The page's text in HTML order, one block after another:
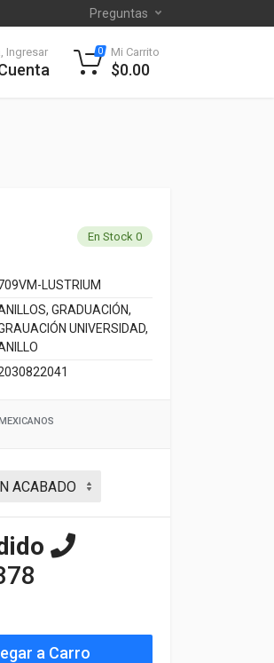
Preguntas
Ingresar 0 Mi Carrito
$0.00
En Stock 0
LUSTRIUM
GRADUACIÓN,
UNIVERSIDAD,
a Carro